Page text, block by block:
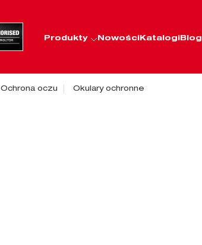
Produkty NowościKatalogiBlog
Ochrona oczu Okulary ochronne